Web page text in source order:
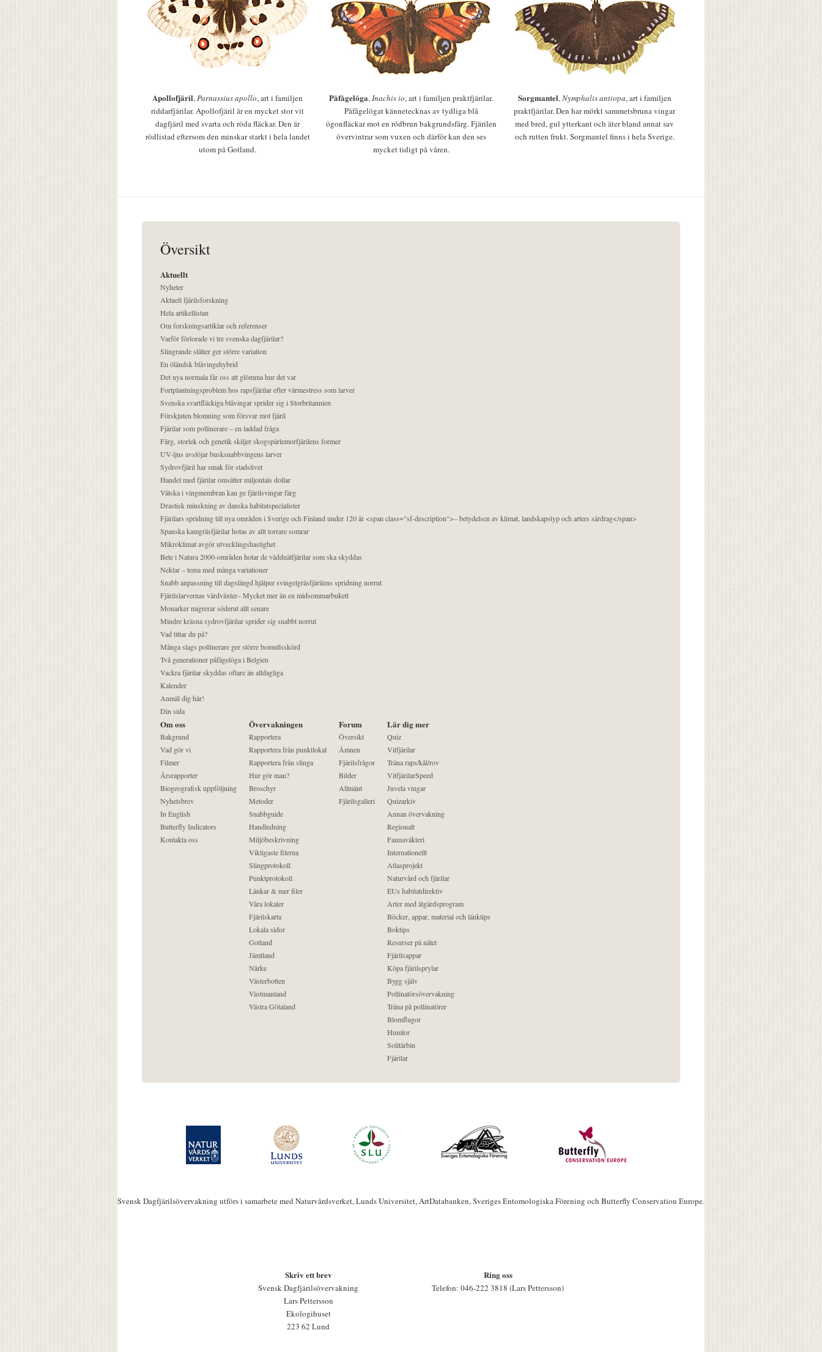
Apollofjäril,Parnassius apollo, art i familjen
riddarfjärilar. Apollofjäril är en mycket stor vit
dagfjäril med svarta och röda fläckar. Den är
rödlistad eftersom den minskar starkt i hela landet
utom på Gotland.
Påfågelöga,Inachis io, art i familjen praktfjärilar.
Påfågelögat kännetecknas av tydliga blå
ögonfläckar mot en rödbrun bakgrundsfärg. Fjärilen
övervintrar som vuxen och därför kan den ses
mycket tidigt på våren.
Sorgmantel,Nymphalis antiopa, art i familjen
praktfjärilar. Den har mörkt sammetsbruna vingar
med bred, gul ytterkant och äter bland annat sav
och rutten frukt. Sorgmantel finns i hela Sverige.
Översikt
Aktuellt
Nyheter
Aktuell fjärilsforskning
Hela artikellistan
Om forskningsartiklar och referenser
Varför förlorade vi tre svenska dagfjärilar?
Slingrande slåtter ger större variation
En öländsk blåvingehybrid
Det nya normala får oss att glömma hur det var
Fortplantningsproblem hos rapsfjärilar efter värmestress som larver
Svenska svartfläckiga blåvingar sprider sig i Storbritannien
Förskjuten blomning som försvar mot fjäril
Fjärilar som pollinerare – en laddad fråga
Färg, storlek och genetik skiljer skogspärlemorfjärilens former
UV-ljus avslöjar busksnabbvingens larver
Sydrovfjäril har smak för stadslivet
Handel med fjärilar omsätter miljontals dollar
Vätska i vingmembran kan ge fjärilsvingar färg
Drastisk minskning av danska habitatspecialister
Fjärilars spridning till nya områden i Sverige och Finland under 120 år <span class="sf-description">– betydelsen av klimat, landskapstyp och arters särdrag</span>
Spanska kamgräsfjärilar hotas av allt torrare somrar
Mikroklimat avgör utvecklingshastighet
Bete i Natura 2000-områden hotar de väddnätfjärilar som ska skyddas
Nektar – tema med många variationer
Snabb anpassning till dagslängd hjälper svingelgräsfjärilens spridning norrut
Fjärilslarvernas värdväxter– Mycket mer än en midsommarbukett
Monarker migrerar söderut allt senare
Mindre kräsna sydrovfjärilar sprider sig snabbt norrut
Vad tittar du på?
Många slags pollinerare ger större bomullsskörd
Två generationer påfågelöga i Belgien
Vackra fjärilar skyddas oftare än alldagliga
Kalender
Anmäl dig här!
Din sida
Om oss
Bakgrund
Vad gör vi
Filmer
Årsrapporter
Biogeografisk uppföljning
Nyhetsbrev
In English
Butterfly Indicators
Kontakta oss
Övervakningen
Rapportera
Rapportera från punktlokal
Rapportera från slinga
Hur gör man?
Broschyr
Metoder
Snabbguide
Handledning
Miljöbeskrivning
Viktigaste filerna
Slingprotokoll
Punktprotokoll
Länkar & mer filer
Våra lokaler
Fjärilskarta
Lokala sidor
Gotland
Jämtland
Närke
Västerbotten
Västmanland
Västra Götaland
Forum
Översikt
Ämnen
Fjärilsfrågor
Bilder
Allmänt
Fjärilsgalleri
Lär dig mer
Quiz
Vitfjärilar
Träna raps/kål/rov
VitfjärilarSpeed
Juvela vingar
Quizarkiv
Annan övervakning
Regionalt
Faunaväkteri
Internationellt
Atlasprojekt
Naturvård och fjärilar
EUs habitatdirektiv
Arter med åtgärdsprogram
Böcker, appar, material och länktips
Boktips
Resurser på nätet
Fjärilsappar
Köpa fjärilsprylar
Bygg själv
Pollinatörsövervakning
Träna på pollinatörer
Blomflugor
Humlor
Solitärbin
Fjärilar
Svensk Dagfjärilsövervakning utförs i samarbete med Naturvårdsverket, Lunds Universitet, ArtDatabanken, Sveriges Entomologiska Förening och Butterfly Conservation Europe.
Skriv ett brev
Svensk Dagfjärilsövervakning
Lars Pettersson
Ekologihuset
223 62 Lund
Ring oss
Telefon: 046-222 3818 (Lars Pettersson)